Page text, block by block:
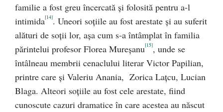
familie a fost greu încercată şi folosită pentru a-l
intimida[14]. Uneori soţiile au fost arestate şi au suferit
alături de soţii lor, aşa cum s-a întâmplat în familia
părintelui profesor Florea Mureşanu[15], unde se
întâlneau membrii cenaclului literar Victor Papilian,
printre care şi Valeriu Anania, Zorica Laţcu, Lucian
Blaga. Alteori soţiile au fost cele arestate, fiind
cunoscute cazuri dramatice în care acestea au născut